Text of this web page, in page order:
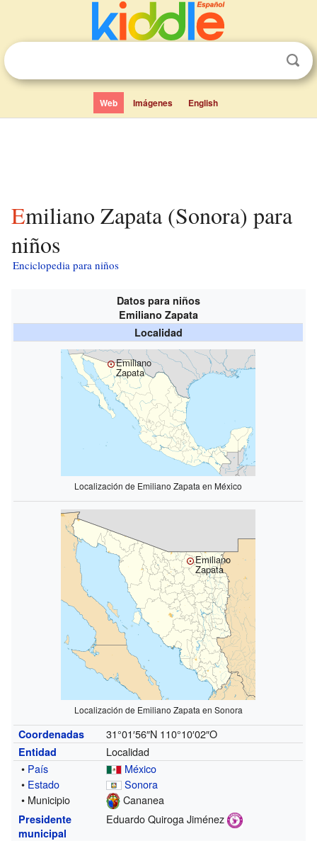
Web Imágenes English
Emiliano Zapata (Sonora) para
niños
Enciclopedia para niños
Datos para niños
Emiliano Zapata
Localidad
Emiliano
Zapata
Localización de Emiliano Zapata en México
Emiliano
Zapata
Localización de Emiliano Zapata en Sonora
Coordenadas 31°01′56″N 110°10′02″O
Entidad
Localidad
• País
México
• Estado
Sonora
• Municipio
Cananea
Presidente
municipal
Eduardo Quiroga Jiménez